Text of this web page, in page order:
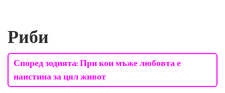
Риби
Според зодията: При кои мъже любовта е
наистина за цял живот